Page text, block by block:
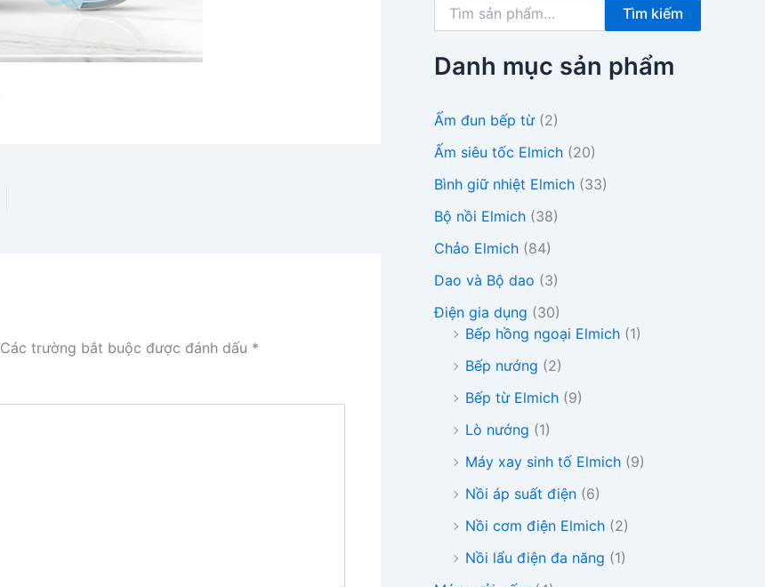
Các trường bắt buộc được đánh dấu *
k
m
:
Tìm kiếm
Danh mục sản phẩm
Ấm đun bếp từ (2)
Ấm siêu tốc Elmich (20)
Bình giữ nhiệt Elmich (33)
Bộ nồi Elmich (38)
Chảo Elmich (84)
Dao và Bộ dao (3)
Điện gia dụng (30)
Bếp hồng ngoại Elmich (1)
Bếp nướng (2)
Bếp từ Elmich (9)
Lò nướng (1)
Máy xay sinh tố Elmich (9)
Nồi áp suất điện (6)
Nồi cơm điện Elmich (2)
Nồi lẩu điện đa năng (1)